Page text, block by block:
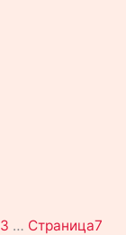
3 … Страница7